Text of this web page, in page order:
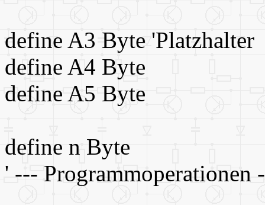
define A3 Byte 'Platzhalter
define A4 Byte
define A5 Byte
define n Byte
' --- Programmoperationen